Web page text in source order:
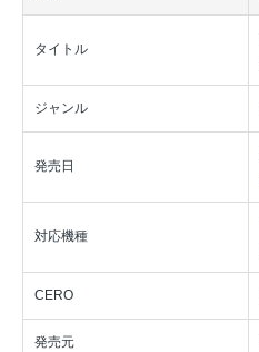
タイトル
ジャンル
発売日
対応機種
CERO
発売元